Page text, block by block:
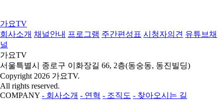
가요TV
회사소개 채널안내 프로그램 주간편성표 시청자의견 유튜브채
널
가요TV
서울특별시 종로구 이화장길 66, 2층(동숭동, 동진빌딩)
Copyright 2026 가요TV.
All rights reserved.
COMPANY - 회사소개 - 연혁 - 조직도 - 찾아오시는 길